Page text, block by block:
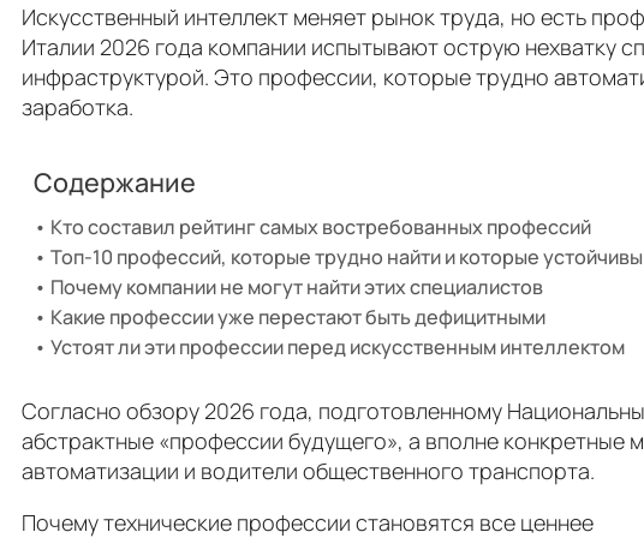
Искусственный интеллект меняет рынок труда, но есть
Италии 2026 года компании испытывают острую нехватку
инфраструктурой. Это профессии, которые трудно
заработка.
Содержание
Кто составил рейтинг самых востребованных профессий
Топ-10 профессий, которыe трудно найти и которые
Почему компании не могут найти этих специалистов
Какие профессии уже перестают быть дефицитными
Устоят ли эти профессии перед искусственным интеллектом
Согласно обзору 2026 года, подготовленному
абстрактные «профессии будущего», а вполне конкретные
автоматизации и водители общественного транспорта.
Почему технические профессии становятся все ценнее